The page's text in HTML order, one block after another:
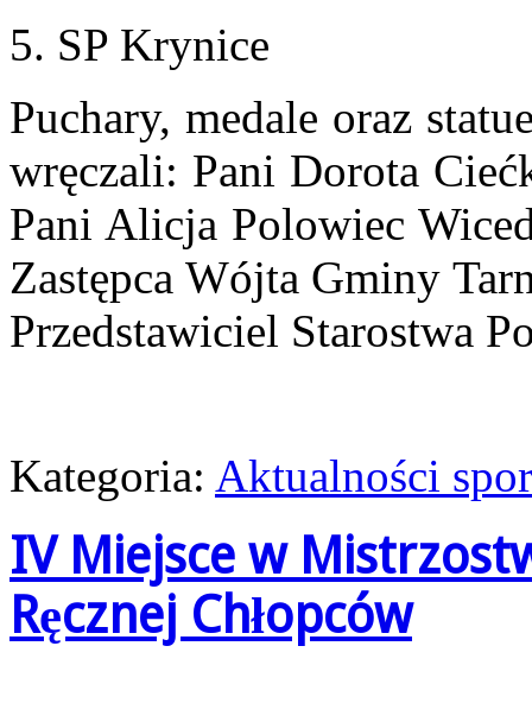
5. SP Krynice
Puchary, medale oraz
wręczali: Pani Dorota
Pani Alicja Polowiec
Zastępca Wójta Gminy
Przedstawiciel Starostwa
Kategoria: Aktualności
IV Miejsce w
Ręcznej Chłopców